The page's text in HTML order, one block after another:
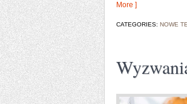
More ]
CATEGORIES: NOWE